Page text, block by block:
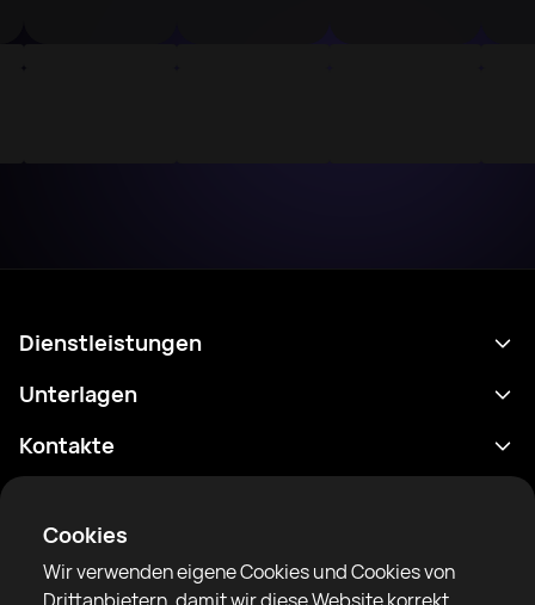
Cookies
Wir verwenden eigene Cookies und Cookies von
Dienstleistungen
Terminplan
Ranglisten
Nachrichten
Unterlagen
Datenschutzrichtlinie
Nutzungsbedingungen
Gemeinschaftsregeln
Kontakte